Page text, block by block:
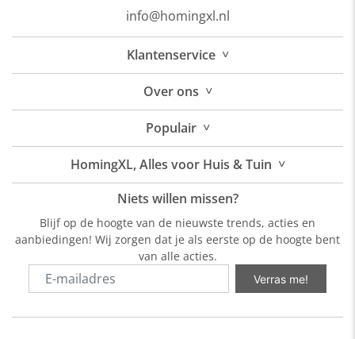
info@homingxl.nl
Klantenservice ˅
Overons ˅
Populair ˅
HomingXL, Alles voor Huis & Tuin ˅
Niets willen missen?
Blijf op de hoogte van de nieuwste trends, acties en
aanbiedingen! Wij zorgen dat je als eerste op de hoogte bent
van alle acties.
Verras me!